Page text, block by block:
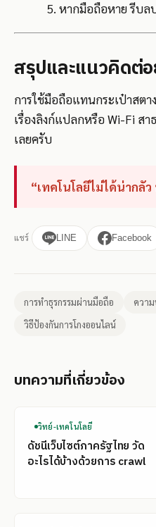
หากมือถือหาย รีบล
สรุปและแนวคิดต่
การใช้มือถือแทนกระเป๋าสต
เรื่องลิงก์แปลกหรือ Wi-Fi ส
เลยครับ
“เทคโนโลยีไม่ได้น่ากลั
แชร์ LINE Facebook
การทำธุรกรรมผ่านมือถือ ควา
วิธีป้องกันการโกงออนไลน์
บทความที่เกี่ยวข้อง
วิทย์-เทคโนโลยี
ดัชนีเว็บไซต์ภาครัฐไทย วัด
อะไรได้บ้างด้วยการ crawl